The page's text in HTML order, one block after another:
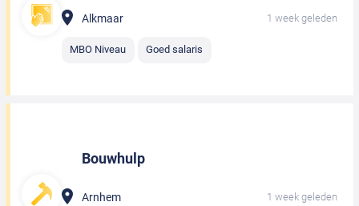
Alkmaar 1 week geleden
MBO Niveau Goed salaris
Bouwhulp
Arnhem 1 week geleden